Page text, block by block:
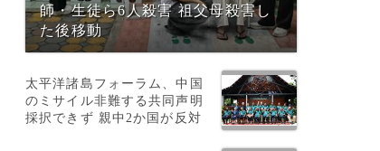
師・生徒ら6人殺害 祖父母殺害し
た後移動
太平洋諸島フォーラム、中国
のミサイル非難する共同声明
採択できず 親中2か国が反対